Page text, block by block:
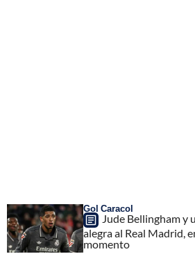
Gol Caracol
Jude Bellingham y
alegra al Real Madrid,
momento